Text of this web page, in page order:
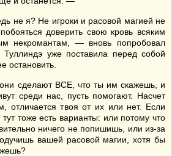
не я? Не игроки и расовой магией не
доверить свою кровь всяким
некромантам, — вновь попробовал
уже поставила перед собой
остановить.
сделают ВСЕ, что ты им скажешь, и
среди нас, пусть помогают. Насчет
отличается твоя от их или нет. Если
тут тоже есть варианты: или потому что
ничего не попишишь, или из-за
вашей расовой магии, хотя бы